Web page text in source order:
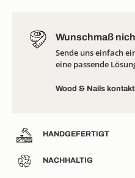
Wunschmaß
Sende uns einfach
eine passende
Wood & Nails
HANDGEFERTIGT
NACHHALTIG